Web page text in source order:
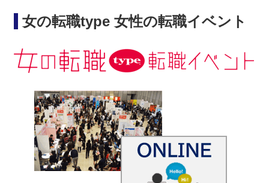
女の転職type 女性の転職イベント